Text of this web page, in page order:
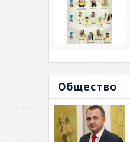
Общество